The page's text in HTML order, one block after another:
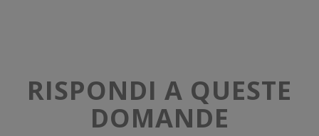
RISPONDI A QUESTE
DOMANDE